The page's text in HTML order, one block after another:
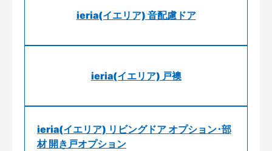
ieria(イエリア) 音配慮ドア
ieria(イエリア) 戸襖
ieria(イエリア) リビングドア オプション･部
材 開き戸オプション